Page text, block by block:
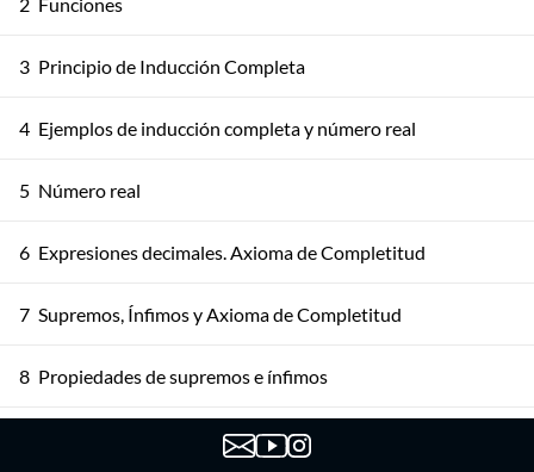
3 Principio de Inducción Completa
4 Ejemplos de inducción completa y número real
5 Número real
6 Expresiones decimales. Axioma de Completitud
7 Supremos, Ínfimos y Axioma de Completitud
8 Propiedades de supremos e ínfimos
Propiedades de ínfimos y supremos. Más consecuencias
del axioma de completitud